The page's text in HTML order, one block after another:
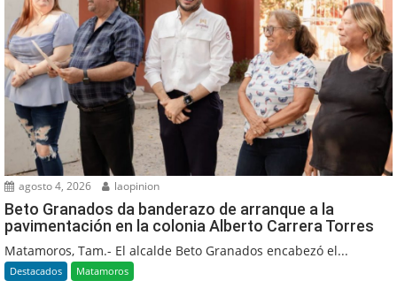
agosto 4, 2026 laopinion
Beto Granados da banderazo de arranque a la
pavimentación en la colonia Alberto Carrera Torres
Matamoros, Tam.- El alcalde Beto Granados encabezó el...
Destacados Matamoros